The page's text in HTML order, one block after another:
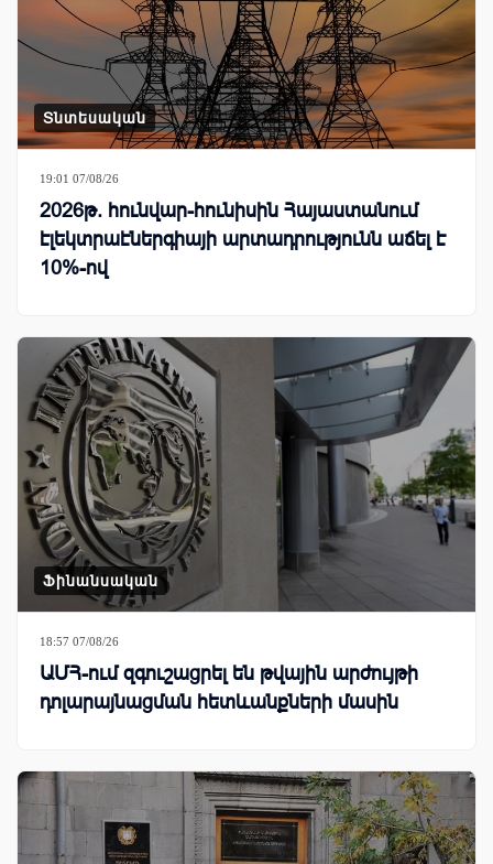
Տնտեսական
19:01 07/08/26
2026թ. հունվար-հունիսին Հայաստանում
էլեկտրաէներգիայի արտադրությունն աճել է
10%-ով
Ֆինանսական
18:57 07/08/26
ԱՄՀ-ում զգուշացրել են թվային արժույթի
դոլարայնացման հետևանքների մասին